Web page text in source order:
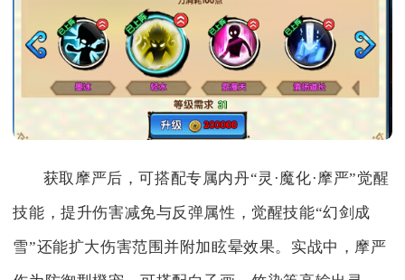
获取摩严后，可搭配专属内丹“灵·魔化·摩严”觉醒
技能，提升伤害减免与反弹属性，觉醒技能“幻剑成
雪”还能扩大伤害范围并附加眩晕效果。实战中，摩严